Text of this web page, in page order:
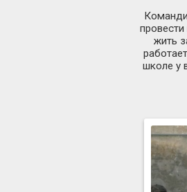
жить
школе у